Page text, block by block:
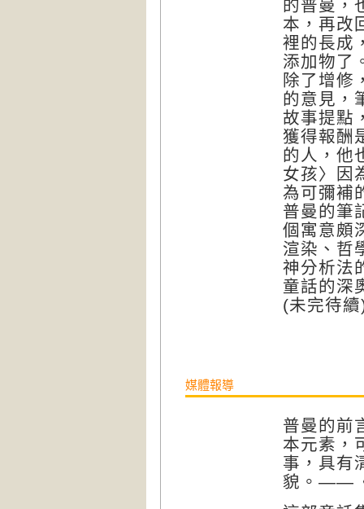
的普曼，
本，再改
裡的長成
添加物了
除了增修
的意見，
故事提點
獲得報酬
的人，他
女孩〉因
為可彌補
普曼的筆
個寓意頗
渲染、哲
神分析法
童話的深
(未完待續
媒體報導
普曼的前
本元素，
事，具有
貌。——